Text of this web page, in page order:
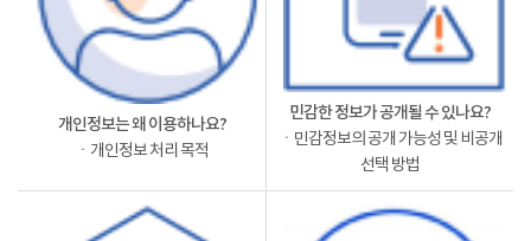
개인정보는 왜 이용하나요?
ㆍ개인정보 처리 목적
민감한 정보가 공개될 수 있나요?
ㆍ민감정보의 공개 가능성 및 비공개
선택 방법